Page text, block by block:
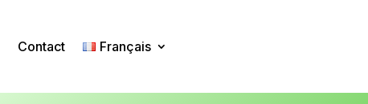
Contact Français